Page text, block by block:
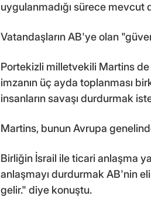
uygulanmadığı sürece
Vatandaşların AB'ye olan
Portekizli milletvekili Martins
imzanın üç ayda toplanması
insanların savaşı durdurmak
Martins, bunun Avrupa
Birliğin İsrail ile ticari anlaşma
anlaşmayı durdurmak AB'nin
gelir." diye konuştu.